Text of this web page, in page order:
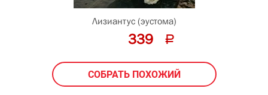
10см
Лизиантус (эустома)
339
СОБРАТЬ ПОХОЖИЙ